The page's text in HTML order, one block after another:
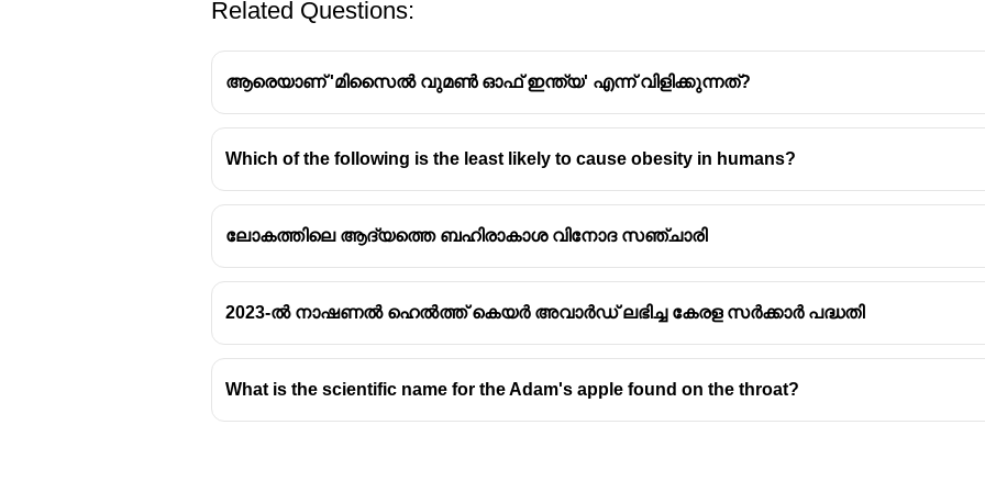
ബഹിരാകാശത്ത് വച്ച് ഉപഗ്രഹങ്ങളെ കുട്ടിയോജിപ്പിക്കുന്ന സ്പേസ് ഡോക്കിംഗ്
പേസർ, ടാർജറ്റ് എന്നീ ഉപഗ്രഹങ്ങളാണ് വിക്ഷേപിച്ചത്.
Related Questions:
ആരെയാണ് 'മിസൈൽ വുമൺ ഓഫ് ഇന്ത്യ' എന്ന് വിളിക്കുന്നത്?
Which of the following is the least likely to cause obesity in humans?
ലോകത്തിലെ ആദ്യത്തെ ബഹിരാകാശ വിനോദ സഞ്ചാരി
2023-ൽ നാഷണൽ ഹെൽത്ത് കെയർ അവാർഡ് ലഭിച്ച കേരള സർക്കാർ പദ്ധതി
What is the scientific name for the Adam's apple found on the throat?